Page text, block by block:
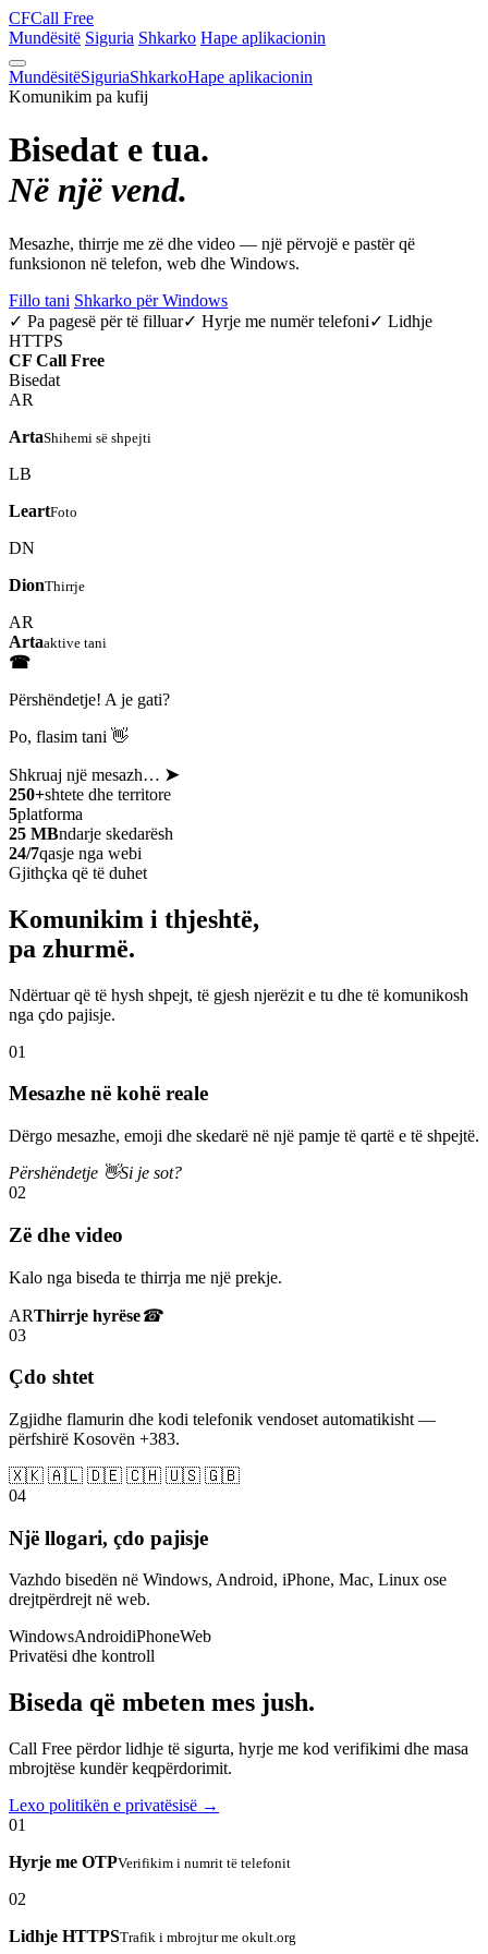
CFCall Free
Mundësitë Siguria Shkarko Hape aplikacionin
MundësitëSiguriaShkarkoHape aplikacionin
Komunikim pa kufij
Bisedat e tua.
Në një vend.
Mesazhe, thirrje me zë dhe video — një përvojë e pastër që
funksionon në telefon, web dhe Windows.
Fillo tani Shkarko për Windows
✓ Pa pagesë për të filluar✓ Hyrje me numër telefoni✓ Lidhje
HTTPS
CF Call Free
Bisedat
AR
ArtaShihemi së shpejti
LB
LeartFoto
DN
DionThirrje
AR
Artaaktive tani
☎
Përshëndetje! A je gati?
Po, flasim tani 👋
Shkruaj një mesazh… ➤
250+shtete dhe territore
5platforma
25 MBndarje skedarësh
24/7qasje nga webi
Gjithçka që të duhet
Komunikim i thjeshtë,
pa zhurmë.
Ndërtuar që të hysh shpejt, të gjesh njerëzit e tu dhe të komunikosh
nga çdo pajisje.
01
Mesazhe në kohë reale
Dërgo mesazhe, emoji dhe skedarë në një pamje të qartë e të shpejtë.
Përshëndetje 👋Si je sot?
02
Zë dhe video
Kalo nga biseda te thirrja me një prekje.
ARThirrje hyrëse☎
03
Çdo shtet
Zgjidhe flamurin dhe kodi telefonik vendoset automatikisht —
përfshirë Kosovën +383.
🇽🇰 🇦🇱 🇩🇪 🇨🇭 🇺🇸 🇬🇧
04
Një llogari, çdo pajisje
Vazhdo bisedën në Windows, Android, iPhone, Mac, Linux ose
drejtpërdrejt në web.
WindowsAndroidiPhoneWeb
Privatësi dhe kontroll
Biseda që mbeten mes jush.
Call Free përdor lidhje të sigurta, hyrje me kod verifikimi dhe masa
mbrojtëse kundër keqpërdorimit.
Lexo politikën e privatësisë →
01
Hyrje me OTPVerifikim i numrit të telefonit
02
Lidhje HTTPSTrafik i mbrojtur me okult.org